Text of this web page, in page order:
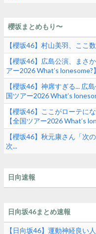
櫻坂まとめもり〜
【櫻坂46】村山美羽、ここ
【櫻坂46】広島公演、まさ
アー2026 What’s lonesome?】
【櫻坂46】神席すぎる... 広
国ツアー2026 What’s
【櫻坂46】ここがローテに
【全国ツアー2026 What’s
【櫻坂46】秋元康さん「次
次...
日向速報
日向坂46まとめ速報
【日向坂46】運動神経良い